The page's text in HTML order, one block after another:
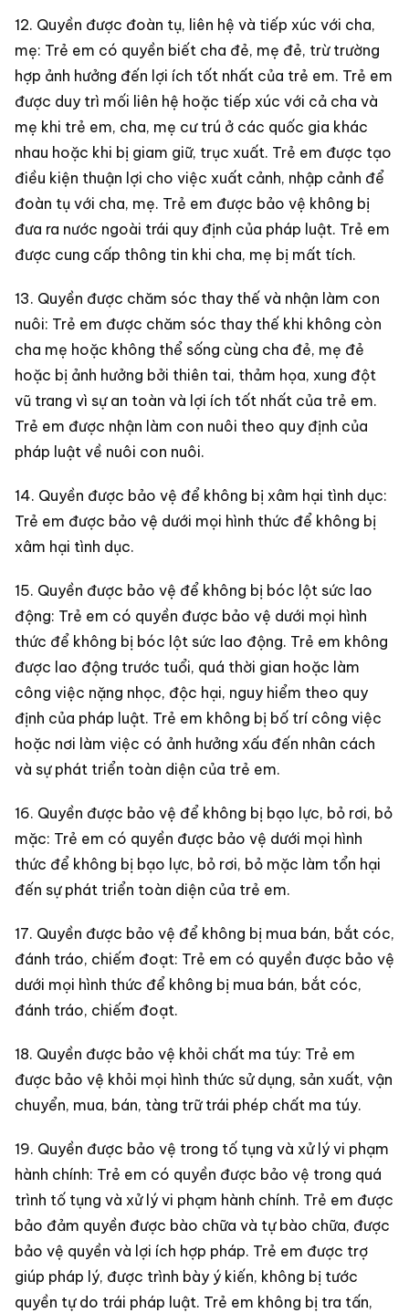
12. Quyền được đoàn tụ, liên hệ và tiếp xúc với cha,
mẹ: Trẻ em có quyền biết cha đẻ, mẹ đẻ, trừ trường
hợp ảnh hưởng đến lợi ích tốt nhất của trẻ em. Trẻ em
được duy trì mối liên hệ hoặc tiếp xúc với cả cha và
mẹ khi trẻ em, cha, mẹ cư trú ở các quốc gia khác
nhau hoặc khi bị giam giữ, trục xuất. Trẻ em được tạo
điều kiện thuận lợi cho việc xuất cảnh, nhập cảnh để
đoàn tụ với cha, mẹ. Trẻ em được bảo vệ không bị
đưa ra nước ngoài trái quy định của pháp luật. Trẻ em
được cung cấp thông tin khi cha, mẹ bị mất tích.
13. Quyền được chăm sóc thay thế và nhận làm con
nuôi: Trẻ em được chăm sóc thay thế khi không còn
cha mẹ hoặc không thể sống cùng cha đẻ, mẹ đẻ
hoặc bị ảnh hưởng bởi thiên tai, thảm họa, xung đột
vũ trang vì sự an toàn và lợi ích tốt nhất của trẻ em.
Trẻ em được nhận làm con nuôi theo quy định của
pháp luật về nuôi con nuôi.
14. Quyền được bảo vệ để không bị xâm hại tình dục:
Trẻ em được bảo vệ dưới mọi hình thức để không bị
xâm hại tình dục.
15. Quyền được bảo vệ để không bị bóc lột sức lao
động: Trẻ em có quyền được bảo vệ dưới mọi hình
thức để không bị bóc lột sức lao động. Trẻ em không
được lao động trước tuổi, quá thời gian hoặc làm
công việc nặng nhọc, độc hại, nguy hiểm theo quy
định của pháp luật. Trẻ em không bị bố trí công việc
hoặc nơi làm việc có ảnh hưởng xấu đến nhân cách
và sự phát triển toàn diện của trẻ em.
16. Quyền được bảo vệ để không bị bạo lực, bỏ rơi, bỏ
mặc: Trẻ em có quyền được bảo vệ dưới mọi hình
thức để không bị bạo lực, bỏ rơi, bỏ mặc làm tổn hại
đến sự phát triển toàn diện của trẻ em.
17. Quyền được bảo vệ để không bị mua bán, bắt cóc,
đánh tráo, chiếm đoạt: Trẻ em có quyền được bảo vệ
dưới mọi hình thức để không bị mua bán, bắt cóc,
đánh tráo, chiếm đoạt.
18. Quyền được bảo vệ khỏi chất ma túy: Trẻ em
được bảo vệ khỏi mọi hình thức sử dụng, sản xuất, vận
chuyển, mua, bán, tàng trữ trái phép chất ma túy.
19. Quyền được bảo vệ trong tố tụng và xử lý vi phạm
hành chính: Trẻ em có quyền được bảo vệ trong quá
trình tố tụng và xử lý vi phạm hành chính. Trẻ em được
bảo đảm quyền được bào chữa và tự bào chữa, được
bảo vệ quyền và lợi ích hợp pháp. Trẻ em được trợ
giúp pháp lý, được trình bày ý kiến, không bị tước
quyền tự do trái pháp luật. Trẻ em không bị tra tấn,